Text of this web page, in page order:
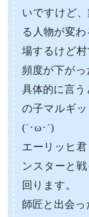
いですけど
る人物が変
場するけど
頻度が下がっ
具体的に言
の子マルギッ
(´･ω･`)
エーリッヒ
ンスターと
回ります。
師匠と出会